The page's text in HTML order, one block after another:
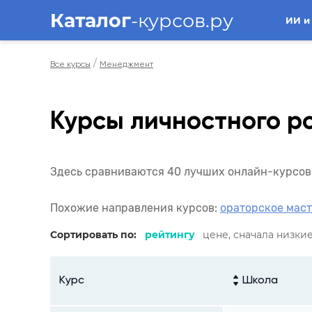
Каталог-курсов.ру ИИ и
Все курсы / Менеджмент
Курсы личностного
Здесь сравниваются 40 лучших онлайн-
Похожие направления курсов: ораторское
Сортировать по: рейтингу цене, сначала
Курс Школа